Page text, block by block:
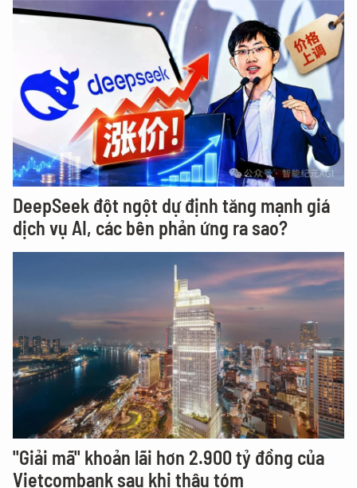
DeepSeek đột ngột dự định tăng mạnh giá
dịch vụ AI, các bên phản ứng ra sao?
"Giải mã" khoản lãi hơn 2.900 tỷ đồng của
Vietcombank sau khi thâu tóm